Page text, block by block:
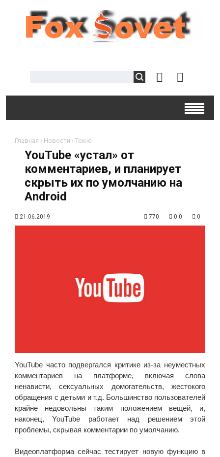
Главная › Новости › Техно
YouTube «устал» от
комментариев, и планирует
скрыть их по умолчанию на
Android
21.06.2019 770 0.0 0
YouTube часто подвергался критике из-за неуместных
комментариев на платформе, включая слова
ненависти, сексуальных домогательств, жестокого
обращения с детьми и т.д. Большинство пользователей
крайне недовольны таким положением вещей, и,
наконец, YouTube работает над решением этой
проблемы, скрывая комментарии по умолчанию.
Видеоплатформа сейчас тестирует новую функцию в